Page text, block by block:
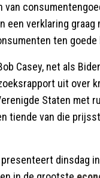
een verklaring
ten goede
Casey, net als
uit over
Staten met
tiende van die
dinsdag